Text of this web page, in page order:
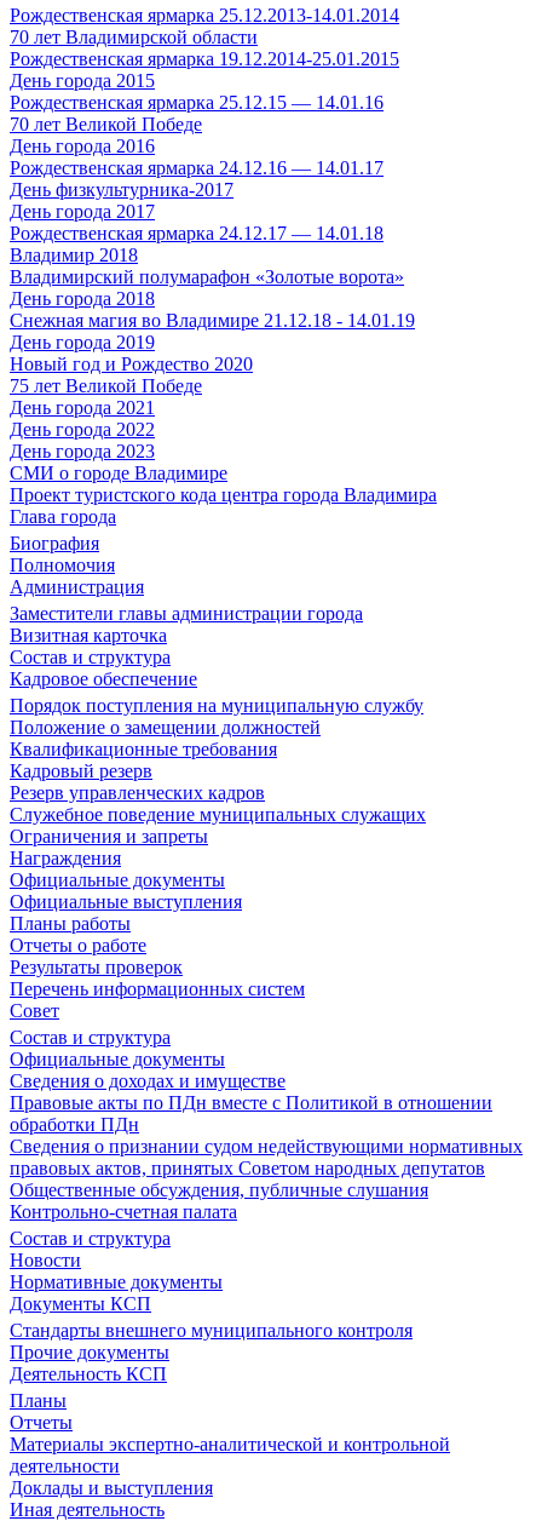
Рождественская ярмарка 25.12.2013-14.01.2014
70 лет Владимирской области
Рождественская ярмарка 19.12.2014-25.01.2015
День города 2015
Рождественская ярмарка 25.12.15 — 14.01.16
70 лет Великой Победе
День города 2016
Рождественская ярмарка 24.12.16 — 14.01.17
День физкультурника-2017
День города 2017
Рождественская ярмарка 24.12.17 — 14.01.18
Владимир 2018
Владимирский полумарафон «Золотые ворота»
День города 2018
Снежная магия во Владимире 21.12.18 - 14.01.19
День города 2019
Новый год и Рождество 2020
75 лет Великой Победе
День города 2021
День города 2022
День города 2023
СМИ о городе Владимире
Проект туристского кода центра города Владимира
Глава города
Биография
Полномочия
Администрация
Заместители главы администрации города
Визитная карточка
Состав и структура
Кадровое обеспечение
Порядок поступления на муниципальную службу
Положение о замещении должностей
Квалификационные требования
Кадровый резерв
Резерв управленческих кадров
Служебное поведение муниципальных служащих
Ограничения и запреты
Награждения
Официальные документы
Официальные выступления
Планы работы
Отчеты о работе
Результаты проверок
Перечень информационных систем
Совет
Состав и структура
Официальные документы
Сведения о доходах и имуществе
Правовые акты по ПДн вместе с Политикой в отношении
обработки ПДн
Сведения о признании судом недействующими нормативных
правовых актов, принятых Советом народных депутатов
Общественные обсуждения, публичные слушания
Контрольно-счетная палата
Состав и структура
Новости
Нормативные документы
Документы КСП
Стандарты внешнего муниципального контроля
Прочие документы
Деятельность КСП
Планы
Отчеты
Материалы экспертно-аналитической и контрольной
деятельности
Доклады и выступления
Иная деятельность